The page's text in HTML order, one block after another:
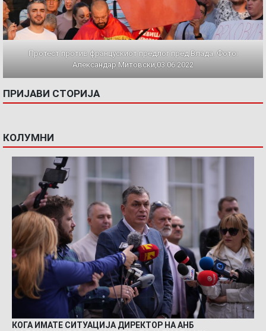
Протест против францускиот предлог пред Влада. Фото:
Александар Митовски,03.06.2022
ПРИЈАВИ СТОРИЈА
КОЛУМНИ
КОГА ИМАТЕ СИТУАЦИЈА ДИРЕКТОР НА АНБ